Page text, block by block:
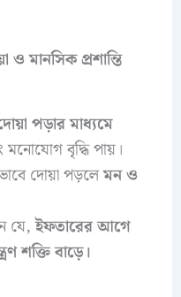
ও মানসিক প্রশান্তি
পড়ার মাধ্যমে
বৃদ্ধি পায়।
দোয়া পড়লেমন ও
যে,ইফতারের আগে
শক্তি বাড়ে।